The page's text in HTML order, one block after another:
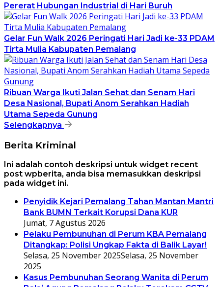
Pererat Hubungan Industrial di Hari Buruh
Gelar Fun Walk 2026 Peringati Hari Jadi ke-33 PDAM
Tirta Mulia Kabupaten Pemalang
Ribuan Warga Ikuti Jalan Sehat dan Senam Hari
Desa Nasional, Bupati Anom Serahkan Hadiah
Utama Sepeda Gunung
Selengkapnya
Berita Kriminal
Ini adalah contoh deskripsi untuk widget recent
post wpberita, anda bisa memasukkan deskripsi
pada widget ini.
Penyidik Kejari Pemalang Tahan Mantan Mantri
Bank BUMN Terkait Korupsi Dana KUR
Jumat, 7 Agustus 2026
Pelaku Pembunuhan di Perum KBA Pemalang
Ditangkap: Polisi Ungkap Fakta di Balik Layar!
Selasa, 25 November 2025Selasa, 25 November
2025
Kasus Pembunuhan Seorang Wanita di Perum